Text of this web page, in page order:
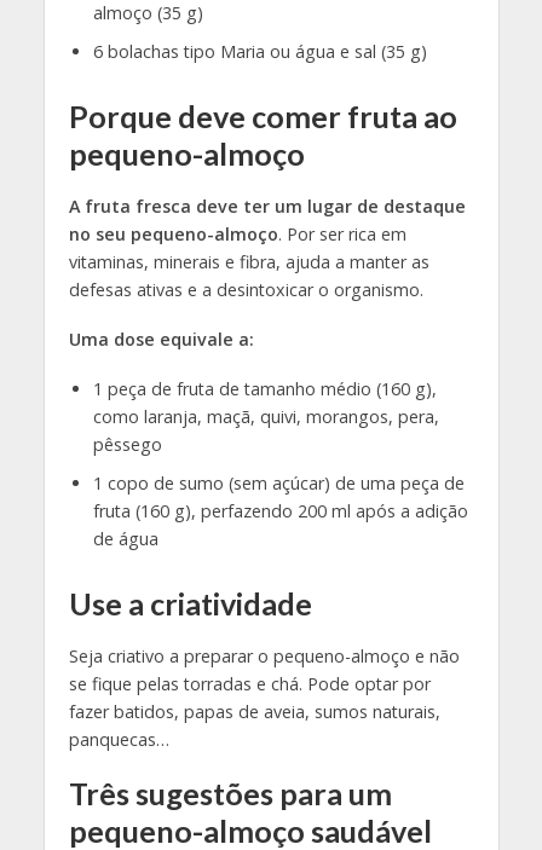
almoço (35 g)
6 bolachas tipo Maria ou água e sal (35 g)
Porque deve comer fruta ao
pequeno-almoço
A fruta fresca deve ter um lugar de destaque
no seu pequeno-almoço. Por ser rica em
vitaminas, minerais e fibra, ajuda a manter as
defesas ativas e a desintoxicar o organismo.
Uma dose equivale a:
1 peça de fruta de tamanho médio (160 g),
como laranja, maçã, quivi, morangos, pera,
pêssego
1 copo de sumo (sem açúcar) de uma peça de
fruta (160 g), perfazendo 200 ml após a adição
de água
Use a criatividade
Seja criativo a preparar o pequeno-almoço e não
se fique pelas torradas e chá. Pode optar por
fazer batidos, papas de aveia, sumos naturais,
panquecas…
Três sugestões para um
pequeno-almoço saudável